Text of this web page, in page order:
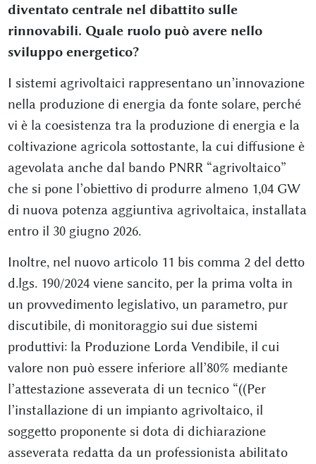
diventato centrale nel dibattito sulle
rinnovabili. Quale ruolo può avere nello
sviluppo energetico?
I sistemi agrivoltaici rappresentano un’innovazione
nella produzione di energia da fonte solare, perché
vi è la coesistenza tra la produzione di energia e la
coltivazione agricola sottostante, la cui diffusione è
agevolata anche dal bando PNRR “agrivoltaico”
che si pone l’obiettivo di produrre almeno 1,04 GW
di nuova potenza aggiuntiva agrivoltaica, installata
entro il 30 giugno 2026.
Inoltre, nel nuovo articolo 11 bis comma 2 del detto
d.lgs. 190/2024 viene sancito, per la prima volta in
un provvedimento legislativo, un parametro, pur
discutibile, di monitoraggio sui due sistemi
produttivi: la Produzione Lorda Vendibile, il cui
valore non può essere inferiore all’80% mediante
l’attestazione asseverata di un tecnico “((Per
l’installazione di un impianto agrivoltaico, il
soggetto proponente si dota di dichiarazione
asseverata redatta da un professionista abilitato